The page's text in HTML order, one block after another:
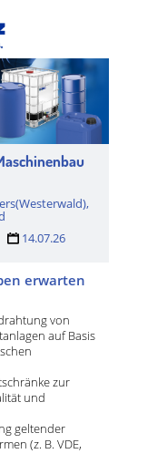
14.07.26
erwarten
von
auf Basis
zur
und
geltender
(z. B. VDE,